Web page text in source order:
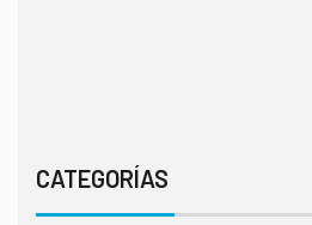
CATEGORÍAS